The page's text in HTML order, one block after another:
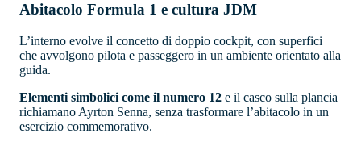
Abitacolo Formula 1 e cultura JDM
L’interno evolve il concetto di doppio cockpit, con superfici
che avvolgono pilota e passeggero in un ambiente orientato alla
guida.
Elementi simbolici come il numero 12 e il casco sulla plancia
richiamano Ayrton Senna, senza trasformare l’abitacolo in un
esercizio commemorativo.